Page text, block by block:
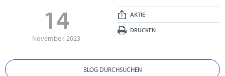
14
November, 2023
AKTIE
DRUCKEN
BLOG DURCHSUCHEN